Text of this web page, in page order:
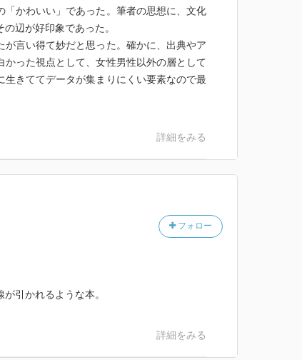
かわいい」であった。筆者の思想に、文化
辺が好印象であった。
言い得て妙だと思った。確かに、出典やア
った視点として、女性男性以外の層として
きててデータが集まりにくい要素なので最
詳細をみる
フォロー
引かれるような本。
詳細をみる